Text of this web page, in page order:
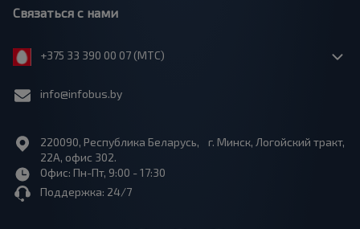
Связаться с нами
+375 33 390 00 07 (МТС)
info@infobus.by
220090, Республика Беларусь, г. Минск, Логойский тракт,
22А, офис 302.
Офис: Пн-Пт, 9:00 - 17:30
Поддержка: 24/7